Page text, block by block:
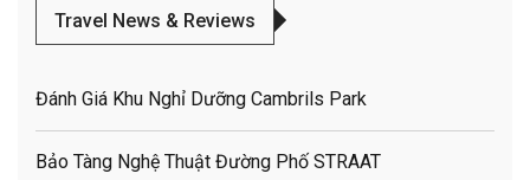
Travel News & Reviews
Đánh Giá Khu Nghỉ Dưỡng Cambrils Park
Bảo Tàng Nghệ Thuật Đường Phố STRAAT